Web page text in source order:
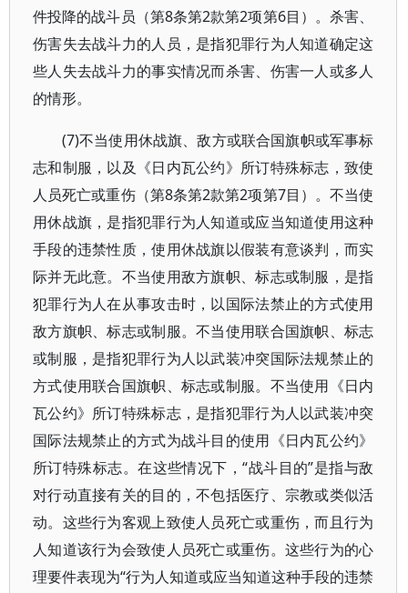
件投降的战斗员（第8条第2款第2项第6目）。杀害、
伤害失去战斗力的人员，是指犯罪行为人知道确定这
些人失去战斗力的事实情况而杀害、伤害一人或多人
的情形。
(7)不当使用休战旗、敌方或联合国旗帜或军事标
志和制服，以及《日内瓦公约》所订特殊标志，致使
人员死亡或重伤（第8条第2款第2项第7目）。不当使
用休战旗，是指犯罪行为人知道或应当知道使用这种
手段的违禁性质，使用休战旗以假装有意谈判，而实
际并无此意。不当使用敌方旗帜、标志或制服，是指
犯罪行为人在从事攻击时，以国际法禁止的方式使用
敌方旗帜、标志或制服。不当使用联合国旗帜、标志
或制服，是指犯罪行为人以武装冲突国际法规禁止的
方式使用联合国旗帜、标志或制服。不当使用《日内
瓦公约》所订特殊标志，是指犯罪行为人以武装冲突
国际法规禁止的方式为战斗目的使用《日内瓦公约》
所订特殊标志。在这些情况下，“战斗目的”是指与敌
对行动直接有关的目的，不包括医疗、宗教或类似活
动。这些行为客观上致使人员死亡或重伤，而且行为
人知道该行为会致使人员死亡或重伤。这些行为的心
理要件表现为“行为人知道或应当知道这种手段的违禁